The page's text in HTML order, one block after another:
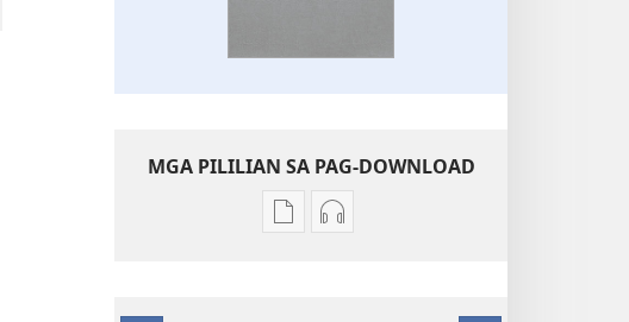
MGA PILILIAN SA PAG-DOWNLOAD
Mga Mga